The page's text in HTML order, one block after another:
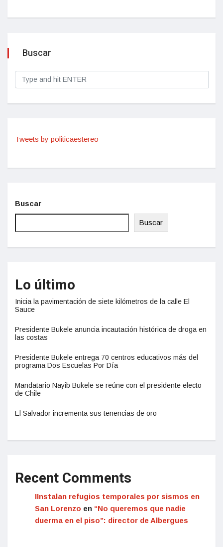
Buscar
Tweets by politicaestereo
Buscar
Buscar
Lo último
Inicia la pavimentación de siete kilómetros de la calle El
Sauce
Presidente Bukele anuncia incautación histórica de droga en
las costas
Presidente Bukele entrega 70 centros educativos más del
programa Dos Escuelas Por Día
Mandatario Nayib Bukele se reúne con el presidente electo
de Chile
El Salvador incrementa sus tenencias de oro
Recent Comments
IInstalan refugios temporales por sismos en
San Lorenzo en “No queremos que nadie
duerma en el piso”: director de Albergues